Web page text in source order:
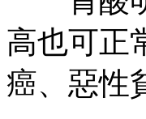
高也可正
癌、惡性